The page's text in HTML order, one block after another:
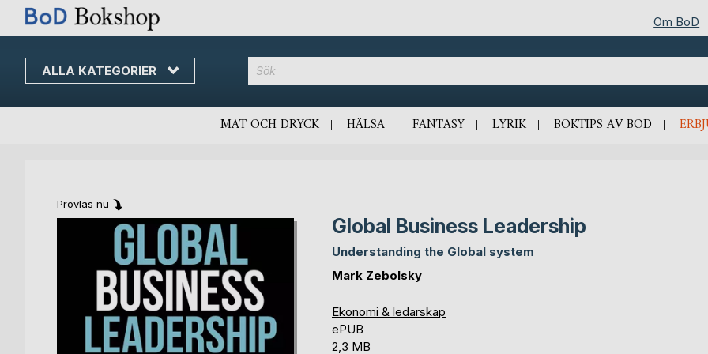
Om BoD
ALLA KATEGORIER
MAT OCH DRYCK HÄLSA FANTASY LYRIK BOKTIPS AV BOD
Provläs nu
beginning
Global Business Leadership
Understanding the Global system
Mark Zebolsky
Ekonomi & ledarskap
ePUB
2,3 MB